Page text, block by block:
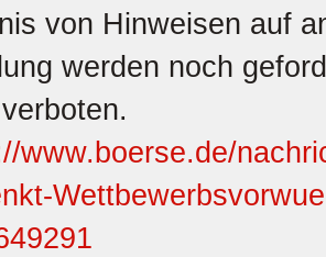
von Hinweisen auf
werden noch
www.boerse.de/